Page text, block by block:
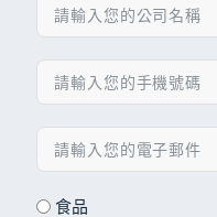
食品